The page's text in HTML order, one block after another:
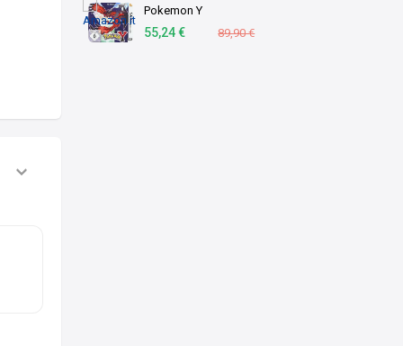
Pokemon Y
55,24 € 89,90 €